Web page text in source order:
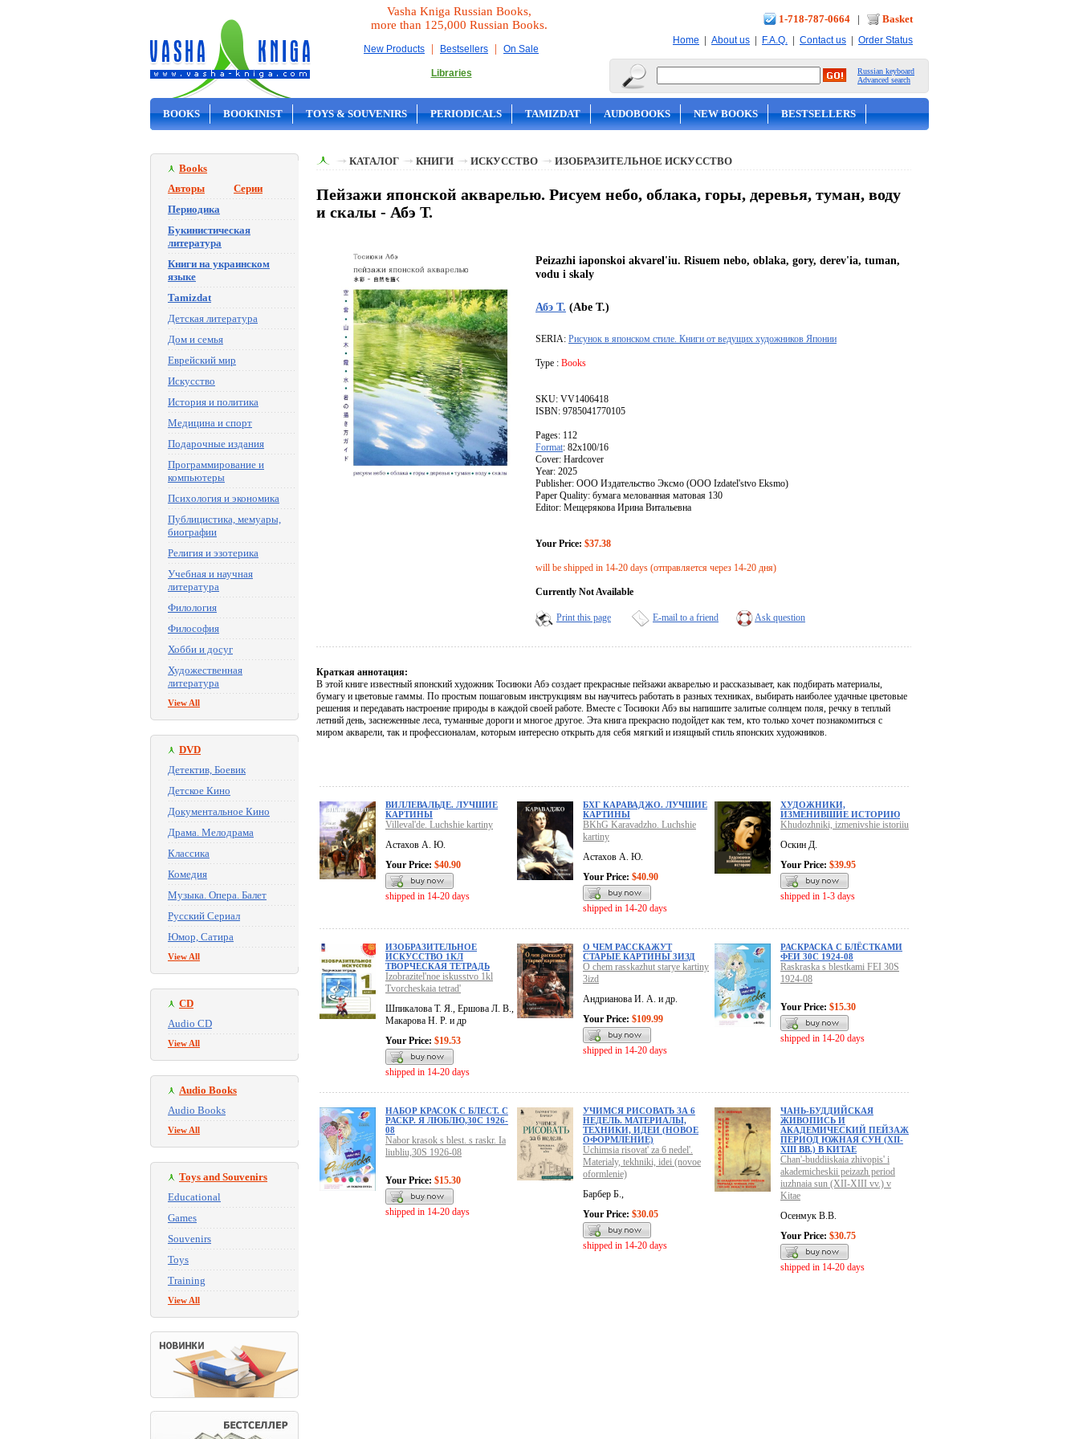
Vasha Kniga Russian Books,
more than 125,000 Russian Books.
New Products | Bestsellers | On Sale
Libraries
1-718-787-0664 | Basket
Home | About us | F.A.Q. | Contact us | Order Status
Russian keyboard
Advanced search
BOOKS BOOKINIST TOYS & SOUVENIRS PERIODICALS TAMIZDAT AUDOBOOKS NEW BOOKS BESTSELLERS
Books
Авторы
Серии
Периодика
Букинистическая
литература
Книги на украинском
языке
Tamizdat
Детская литература
Дом и семья
Еврейский мир
Искусство
История и политика
Медицина и спорт
Подарочные издания
Программирование и
компьютеры
Психология и экономика
Публицистика, мемуары,
биографии
Религия и эзотерика
Учебная и научная
литература
Филология
Философия
Хобби и досуг
Художественная
литература
View All
DVD
Детектив, Боевик
Детское Кино
Документальное Кино
Драма. Мелодрама
Классика
Комедия
Музыка. Опера. Балет
Русский Сериал
Юмор, Сатира
View All
CD
Audio CD
View All
Audio Books
Audio Books
View All
Toys and Souvenirs
Educational
Games
Souvenirs
Toys
Training
View All
КАТАЛОГ КНИГИ ИСКУССТВО ИЗОБРАЗИТЕЛЬНОЕ ИСКУССТВО
Пейзажи японской акварелью. Рисуем небо, облака, горы, деревья, туман, воду
и скалы - Абэ Т.
Peizazhi iaponskoi akvarel'iu. Risuem nebo, oblaka, gory, derev'ia, tuman,
vodu i skaly
Абэ Т. (Abe T.)
SERIA: Рисунок в японском стиле. Книги от ведущих художников Японии
Type : Books
SKU: VV1406418
ISBN: 9785041770105
Pages: 112
Format: 82x100/16
Cover: Hardcover
Year: 2025
Publisher: ООО Издательство Эксмо (OOO Izdatel'stvo Eksmo)
Paper Quality: бумага мелованная матовая 130
Editor: Мещерякова Ирина Витальевна
Your Price: $37.38
will be shipped in 14-20 days (отправляется через 14-20 дня)
Currently Not Available
Print this page E-mail to a friend Ask question
Краткая аннотация:
В этой книге известный японский художник Тосиюки Абэ создает прекрасные пейзажи акварелью и рассказывает, как подбирать материалы,
бумагу и цветовые гаммы. По простым пошаговым инструкциям вы научитесь работать в разных техниках, выбирать наиболее удачные цветовые
решения и передавать настроение природы в каждой своей работе. Вместе с Тосиюки Абэ вы напишите залитые солнцем поля, речку в теплый
летний день, заснеженные леса, туманные дороги и многое другое. Эта книга прекрасно подойдет как тем, кто только хочет познакомиться с
миром акварели, так и профессионалам, которым интересно открыть для себя мягкий и изящный стиль японских художников.
ВИЛЛЕВАЛЬДЕ. ЛУЧШИЕ
КАРТИНЫ
Villeval'de. Luchshie kartiny
Астахов А. Ю.
Your Price: $40.90
shipped in 14-20 days
БХГ КАРАВАДЖО. ЛУЧШИЕ
КАРТИНЫ
BKhG Karavadzho. Luchshie
kartiny
Астахов А. Ю.
Your Price: $40.90
shipped in 14-20 days
ХУДОЖНИКИ,
ИЗМЕНИВШИЕ ИСТОРИЮ
Khudozhniki, izmenivshie istoriiu
Оскин Д.
Your Price: $39.95
shipped in 1-3 days
ИЗОБРАЗИТЕЛЬНОЕ
ИСКУССТВО 1КЛ
ТВОРЧЕСКАЯ ТЕТРАДЬ
Izobrazitel'noe iskusstvo 1kl
Tvorcheskaia tetrad'
Шпикалова Т. Я., Ершова Л. В.,
Макарова Н. Р. и др
Your Price: $19.53
shipped in 14-20 days
О ЧЕМ РАССКАЖУТ
СТАРЫЕ КАРТИНЫ 3ИЗД
O chem rasskazhut starye kartiny
3izd
Андрианова И. А. и др.
Your Price: $109.99
shipped in 14-20 days
РАСКРАСКА С БЛЁСТКАМИ
ФЕИ 30С 1924-08
Raskraska s blestkami FEI 30S
1924-08
Your Price: $15.30
shipped in 14-20 days
НАБОР КРАСОК С БЛЕСТ. С
РАСКР. Я ЛЮБЛЮ,30С 1926-
08
Nabor krasok s blest. s raskr. Ia
liubliu,30S 1926-08
Your Price: $15.30
shipped in 14-20 days
УЧИМСЯ РИСОВАТЬ ЗА 6
НЕДЕЛЬ. МАТЕРИАЛЫ,
ТЕХНИКИ, ИДЕИ (НОВОЕ
ОФОРМЛЕНИЕ)
Uchimsia risovat' za 6 nedel'.
Materialy, tekhniki, idei (novoe
oformlenie)
Барбер Б.,
Your Price: $30.05
shipped in 14-20 days
ЧАНЬ-БУДДИЙСКАЯ
ЖИВОПИСЬ И
АКАДЕМИЧЕСКИЙ ПЕЙЗАЖ
ПЕРИОД ЮЖНАЯ СУН (XII-
XIII ВВ.) В КИТАЕ
Chan'-buddiiskaia zhivopis' i
akademicheskii peizazh period
iuzhnaia sun (XII-XIII vv.) v
Kitae
Осенмук В.В.
Your Price: $30.75
shipped in 14-20 days